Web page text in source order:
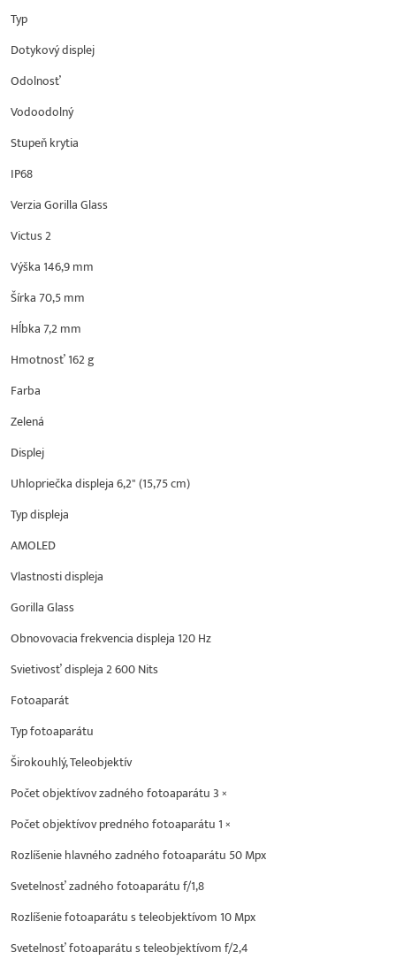
Typ
Dotykový displej
Odolnosť
Vodoodolný
Stupeň krytia
IP68
Verzia Gorilla Glass
Victus 2
Výška 146,9 mm
Šírka 70,5 mm
Hĺbka 7,2 mm
Hmotnosť 162 g
Farba
Zelená
Displej
Uhlopriečka displeja 6,2" (15,75 cm)
Typ displeja
AMOLED
Vlastnosti displeja
Gorilla Glass
Obnovovacia frekvencia displeja 120 Hz
Svietivosť displeja 2 600 Nits
Fotoaparát
Typ fotoaparátu
Širokouhlý, Teleobjektív
Počet objektívov zadného fotoaparátu 3 ×
Počet objektívov predného fotoaparátu 1 ×
Rozlíšenie hlavného zadného fotoaparátu 50 Mpx
Svetelnosť zadného fotoaparátu f/1,8
Rozlíšenie fotoaparátu s teleobjektívom 10 Mpx
Svetelnosť fotoaparátu s teleobjektívom f/2,4